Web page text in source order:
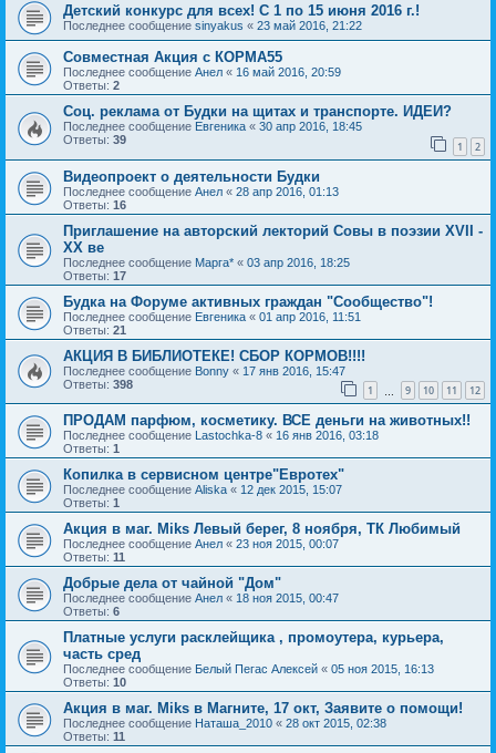
Детский конкурс для всех! С 1 по 15 июня 2016 г.!
Последнее сообщение sinyakus « 23 май 2016, 21:22
Совместная Акция с КОРМА55
Последнее сообщение Анел « 16 май 2016, 20:59
Ответы: 2
Соц. реклама от Будки на щитах и транспорте. ИДЕИ?
Последнее сообщение Евгеника « 30 апр 2016, 18:45
Ответы: 39 1 2
Видеопроект о деятельности Будки
Последнее сообщение Анел « 28 апр 2016, 01:13
Ответы: 16
Приглашение на авторский лекторий Совы в поэзии ХVII -
XX ве
Последнее сообщение Марга* « 03 апр 2016, 18:25
Ответы: 17
Будка на Форуме активных граждан "Сообщество"!
Последнее сообщение Евгеника « 01 апр 2016, 11:51
Ответы: 21
АКЦИЯ В БИБЛИОТЕКЕ! СБОР КОРМОВ!!!!
Последнее сообщение Bonny « 17 янв 2016, 15:47
Ответы: 398 1 9 10 11 12
ПРОДАМ парфюм, косметику. ВСЕ деньги на животных!!
Последнее сообщение Lastochka-8 « 16 янв 2016, 03:18
Ответы: 1
Копилка в сервисном центре"Евротех"
Последнее сообщение Aliska « 12 дек 2015, 15:07
Ответы: 1
Акция в маг. Miks Левый берег, 8 ноября, ТК Любимый
Последнее сообщение Анел « 23 ноя 2015, 00:07
Ответы: 11
Добрые дела от чайной "Дом"
Последнее сообщение Анел « 18 ноя 2015, 00:47
Ответы: 6
Платные услуги расклейщика , промоутера, курьера,
часть сред
Последнее сообщение Белый Пегас Алексей « 05 ноя 2015, 16:13
Ответы: 10
Акция в маг. Miks в Магните, 17 окт, Заявите о помощи!
Последнее сообщение Наташа_2010 « 28 окт 2015, 02:38
Ответы: 11